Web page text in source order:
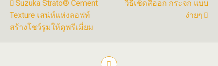
Suzuka Strato® Cement
Texture เสน่ห์แห่งลอฟท์
สร้างโชว์รูมให้ดูพรีเมี่ยม
วิธีเช็ดสีออก กระจก แบบ
ง่ายๆ